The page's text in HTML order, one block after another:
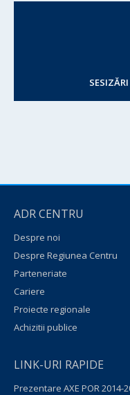
ADR CENTRU
Despre noi
Despre Regiunea Centru
Parteneriate
Cariere
Proiecte regionale
Achizitii publice
LINK-URI RAPIDE
Prezentare AXE POR 2014-